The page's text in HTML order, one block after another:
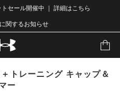
セール開催中 ｜ 詳細はこちら
関するお知らせ
トレーニング キャップ＆
ー